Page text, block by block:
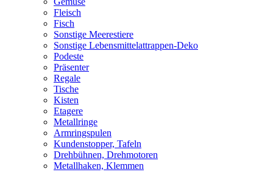
Fleisch
Fisch
Sonstige Meerestiere
Sonstige Lebensmittelattrappen-Deko
Podeste
Präsenter
Regale
Tische
Kisten
Etagere
Metallringe
Armringspulen
Kundenstopper, Tafeln
Drehbühnen, Drehmotoren
Metallhaken, Klemmen